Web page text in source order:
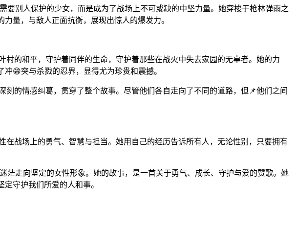
要别人保护的少女，而是成为了战场上不可或缺的中坚力量。她穿梭于枪林弹雨之
量，与敌人正面抗衡，展现出惊人的爆发力。
村的和平，守护着同伴的生命，守护着那些在战火中失去家园的无辜者。她的力
😁突与杀戮的忍界，显得尤为珍贵和震撼。
刻的情感纠葛，贯穿了整个故事。尽管他们各自走向了不同的道路，但📌他们之间
在战场上的勇气、智慧与担当。她用自己的经历告诉所有人，无论性别，只要拥有
茫走向坚定的女性形象。她的故事，是一首关于勇气、成长、守护与爱的赞歌。她
守护我们所爱的人和事。